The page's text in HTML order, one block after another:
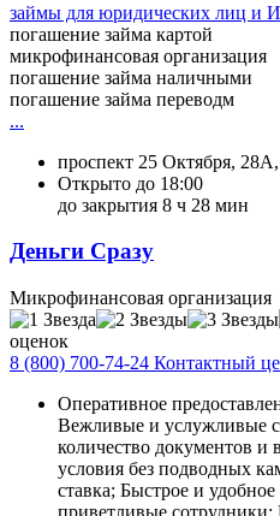
займы для юридических лиц и
погашение займа картой
микрофинансовая организация
погашение займа наличными
погашение займа переводм
...
проспект 25 Октября,
Открыто до 18:00
до закрытия 8 ч 28 мин
Деньги Сразу
Микрофинансовая организация
оценок
8 (800) 700-74-24 Контактный
Оперативное
Вежливые и услужливые
количество документов и
условия без подводных
ставка; Быстрое и